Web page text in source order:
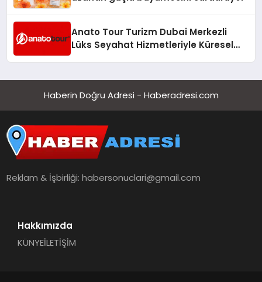
Anato Tour Turizm Dubai Merkezli
Lüks Seyahat Hizmetleriyle Küresel
Haberin Doğru Adresi - Haberadresi.com
Reklam & İşbirliği:habersonuclari@gmail.com
Hakkımızda
KÜNYEİLETİŞİM